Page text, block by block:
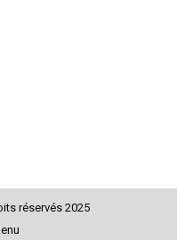
réservés 2025